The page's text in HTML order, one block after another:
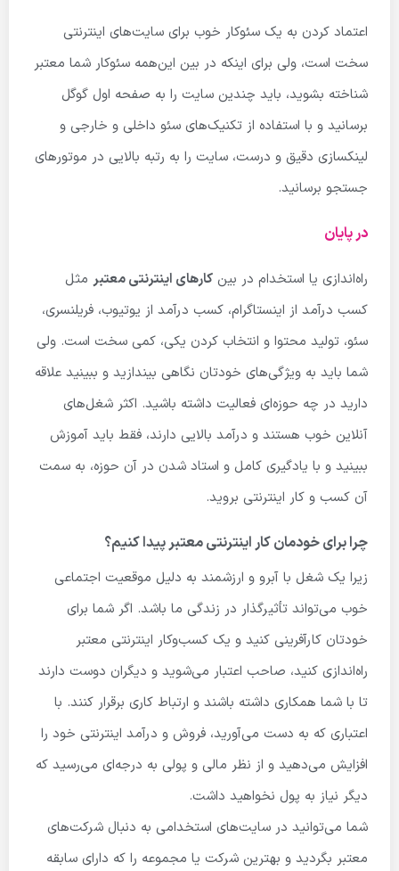
اعتماد کردن به یک سئوکار خوب برای سایت‌های اینترنتی
سخت است، ولی برای اینکه در بین این‌همه سئوکار شما معتبر
شناخته بشوید، باید چندین سایت را به صفحه اول گوگل
برسانید و با استفاده از تکنیک‌های سئو داخلی و خارجی و
لینک­سازی دقیق و درست، سایت را به رتبه بالایی در موتورهای
جستجو برسانید.
در پایان
راه‌اندازی یا استخدام در بین کارهای اینترنتی معتبر مثل
کسب درآمد از اینستاگرام، کسب درآمد از یوتیوب، فریلنسری،
سئو، تولید محتوا و انتخاب کردن یکی، کمی سخت است. ولی
شما باید به ویژگی‌های خودتان نگاهی بیندازید و ببینید علاقه
دارید در چه حوزه‌ای فعالیت داشته باشید. اکثر شغل‌های
آنلاین خوب هستند و درآمد بالایی دارند، فقط باید آموزش
ببینید و با یادگیری کامل و استاد شدن در آن حوزه، به سمت
آن کسب و کار اینترنتی بروید.
چرا برای خودمان کار اینترنتی معتبر پیدا کنیم؟
زیرا یک شغل با آبرو و ارزشمند به دلیل موقعیت اجتماعی
خوب می‌تواند تأثیرگذار در زندگی ما باشد. اگر شما برای
خودتان کارآفرینی کنید و یک کسب‌وکار اینترنتی معتبر
راه‌اندازی کنید، صاحب اعتبار می‌شوید و دیگران دوست دارند
تا با شما همکاری داشته باشند و ارتباط کاری برقرار کنند. با
اعتباری که به دست می‌آورید، فروش و درآمد اینترنتی خود را
افزایش می‌دهید و از نظر مالی و پولی به درجه‌ای می‌رسید که
دیگر نیاز به پول نخواهید داشت.
شما می‌توانید در سایت‌های استخدامی به دنبال شرکت‌های
معتبر بگردید و بهترین شرکت یا مجموعه را که دارای سابقه